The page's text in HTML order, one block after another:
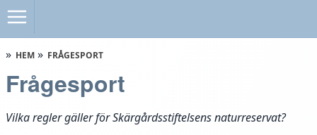
HEM FRÅGESPORT
Frågesport
Vilka regler gäller för Skärgårdsstiftelsens naturreservat?